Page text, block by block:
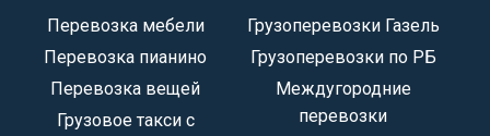
Перевозка мебели
Перевозка пианино
Перевозка вещей
Грузовое такси с
Грузоперевозки Газель
Грузоперевозки по РБ
Междугородние
перевозки